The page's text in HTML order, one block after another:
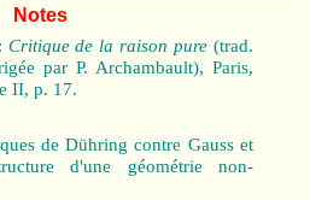
Notes
Critique de la raison pure(trad.
par P. Archambault), Paris,
II, p. 17.
de Dühring contre Gauss et
d'une géométrie non-